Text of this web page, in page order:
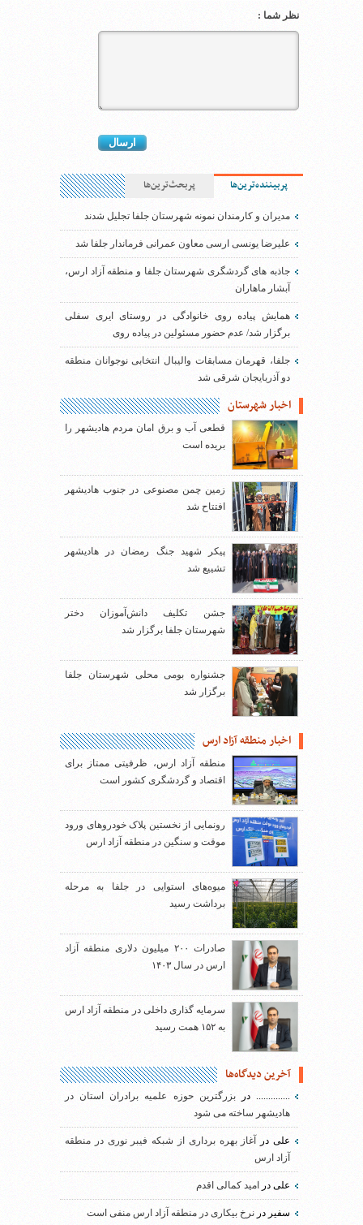
نظر شما :
پربیننده‌ترین‌ها پربحث‌ترین‌ها
مدیران و کارمندان نمونه شهرستان جلفا تجلیل شدند
علیرضا یونسی ارسی معاون عمرانی فرماندار جلفا شد
جاذبه های گردشگری شهرستان جلفا و منطقه آزاد ارس،
آبشار ماهاران
همایش پیاده روی خانوادگی در روستای ایری سفلی
برگزار شد/ عدم حضور مسئولین در پیاده روی
جلفا، قهرمان مسابقات والیبال انتخابی نوجوانان منطقه
دو آذربایجان شرقی شد
اخبار شهرستان
قطعی آب و برق امان مردم هادیشهر را
بریده است
زمین چمن مصنوعی در جنوب هادیشهر
افتتاح شد
پیکر شهید جنگ رمضان در هادیشهر
تشییع شد
جشن تکلیف دانش‌آموزان دختر
شهرستان جلفا برگزار شد
جشنواره بومی محلی شهرستان جلفا
برگزار شد
اخبار منطقه آزاد ارس
منطقه آزاد ارس، ظرفیتی ممتاز برای
اقتصاد و گردشگری کشور است
رونمایی از نخستین پلاک خودروهای ورود
موقت و سنگین در منطقه آزاد ارس
میوه‌های استوایی در جلفا به مرحله
برداشت رسید
صادرات ۲۰۰ میلیون دلاری منطقه آزاد
ارس در سال ۱۴۰۳
سرمایه گذاری داخلی در منطقه آزاد ارس
به ۱۵۲ همت رسید
آخرین دیدگاه‌ها
..............دربزرگترین حوزه علمیه برادران استان در
هادیشهر ساخته می شود
علیدر
آغاز بهره برداری از شبکه فیبر نوری در منطقه
آزاد ارس
علی در امید کمالی اقدم
سفیر در نرخ بیکاری در منطقه آزاد ارس منفی است